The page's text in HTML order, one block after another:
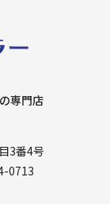
専門店
3番4号
0713